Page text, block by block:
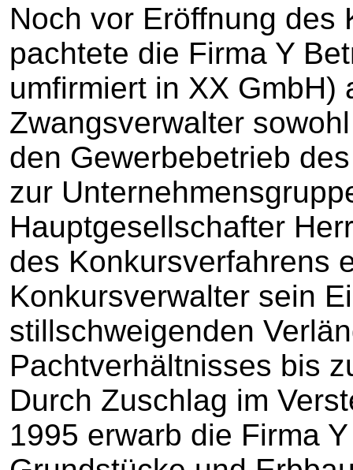
Noch vor Eröffnung des
pachtete die Firma Y
umfirmiert in XX GmbH)
Zwangsverwalter
den Gewerbebetrieb
zur
Hauptgesellschafter
des Konkursverfahrens
Konkursverwalter sein
stillschweigenden
Pachtverhältnisses bis
Durch Zuschlag im
1995 erwarb die Firma